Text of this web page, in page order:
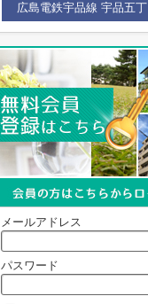
広島電鉄宇品線 宇品五丁
メールアドレス
パスワード